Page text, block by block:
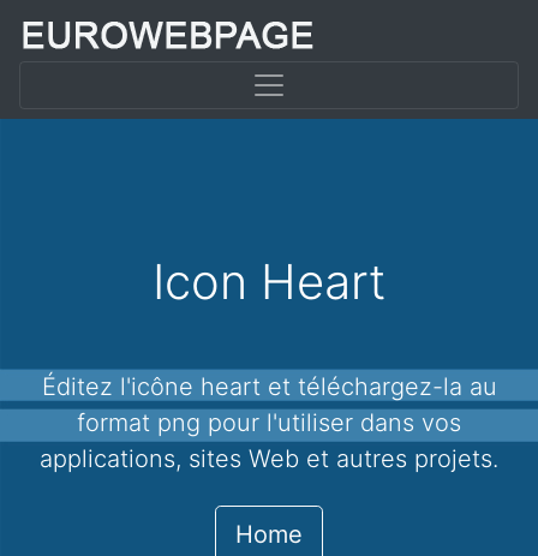
Icon Heart
Éditez l'icône heart et téléchargez-la au
format png pour l'utiliser dans vos
applications, sites Web et autres projets.
Home